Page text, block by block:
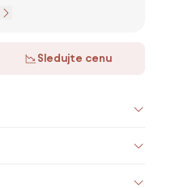
Sledujte cenu